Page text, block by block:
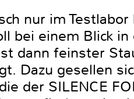
nur im
bei einem Blick
dann feinster
Dazu gesellen
der SILENCE